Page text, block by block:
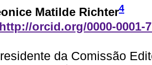
Matilde Richter4
http://orcid.org/0000-0001-
da Comissão